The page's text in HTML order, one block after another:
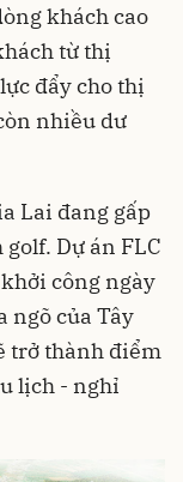
khách cao
từ thị
đẩy cho thị
nhiều dư
Lai đang gấp
Dự án FLC
công ngày
ngõ của Tây
trở thành điểm
lịch - nghỉ